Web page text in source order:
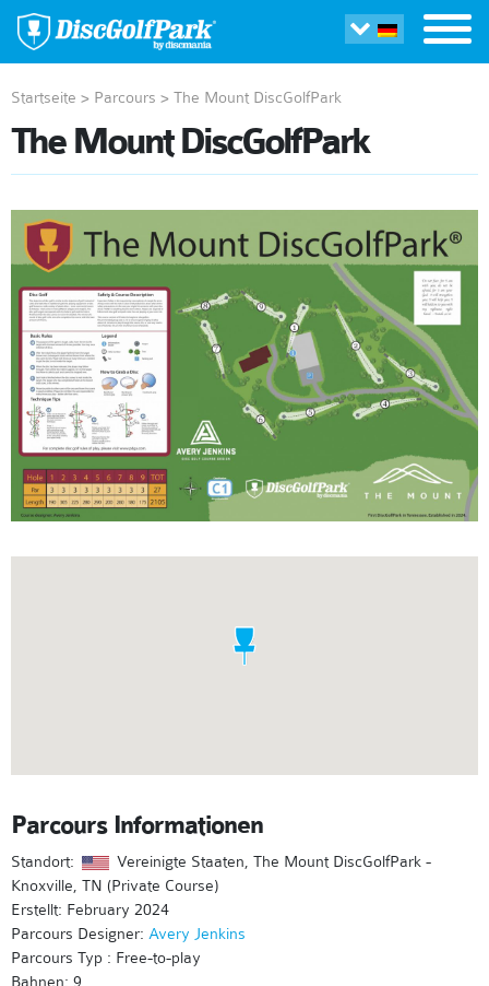
Startseite > Parcours > The Mount DiscGolfPark
The Mount DiscGolfPark
Parcours Informationen
Standort:
Vereinigte Staaten, The Mount DiscGolfPark -
Knoxville, TN (Private Course)
Erstellt: February 2024
Parcours Designer: Avery Jenkins
Parcours Typ : Free-to-play
Bahnen: 9